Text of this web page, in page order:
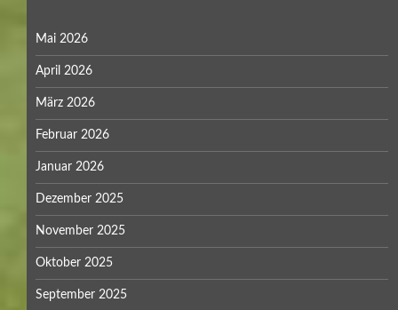
Mai 2026
April 2026
März 2026
Februar 2026
Januar 2026
Dezember 2025
November 2025
Oktober 2025
September 2025